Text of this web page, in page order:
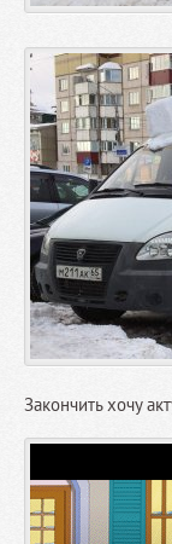
Закончить хочу